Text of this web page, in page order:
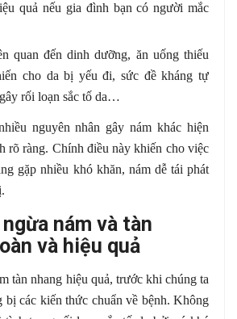
quả nếu gia đình bạn có người mắc
quan đến dinh dưỡng, ăn uống thiếu
cho da bị yếu đi, sức đề kháng tự
rối loạn sắc tố da…
nguyên nhân gây nám khác hiện
rõ ràng. Chính điều này khiến cho việc
gặp nhiều khó khăn, nám dễ tái phát
nám và tàn
và hiệu quả
tàn nhang hiệu quả, trước khi chúng ta
bị các kiến thức chuẩn về bệnh. Không